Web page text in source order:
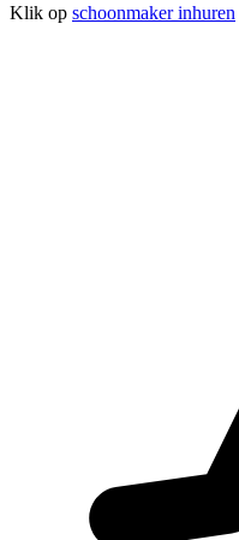
Klik op schoonmaker inhuren